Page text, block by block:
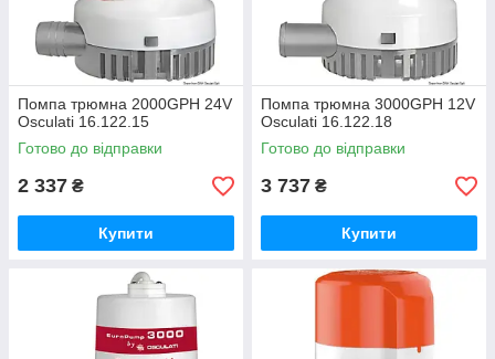
Помпа трюмна 2000GPH 24V
Osculati 16.122.15
Готово до відправки
2 337 ₴
Купити
Помпа трюмна 3000GPH 12V
Osculati 16.122.18
Готово до відправки
3 737 ₴
Купити